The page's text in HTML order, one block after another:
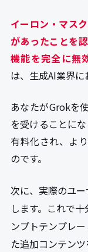
イーロン・マス
があったことを
機能を完全に無
は、生成AI業界に
あなたがGrokを
を受けることに
有料化され、よ
のです。
次に、実際のユ
します。これで
ンプトテンプレ
た追加コンテンツ